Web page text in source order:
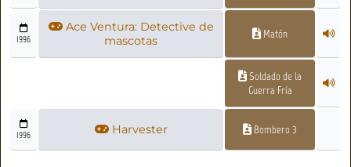
1996
Ace Ventura: Detective de
mascotas
Matón
Soldado de la
Guerra Fría
1996 Harvester Bombero 3